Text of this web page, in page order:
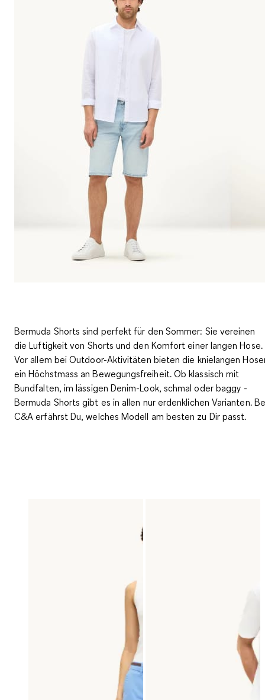
Bermuda Shorts sind perfekt für den Sommer: Sie vereinen
die Luftigkeit von Shorts und den Komfort einer langen Hose.
Vor allem bei Outdoor-Aktivitäten bieten die knielangen
ein Höchstmass an Bewegungsfreiheit. Obklassisch mit
Bundfalten, im lässigen Denim-Look, schmal oder baggy -
Bermuda Shorts gibt es in allen nur erdenklichen Varianten.
C&A erfährst Du, welches Modell am besten zu Dir passt.